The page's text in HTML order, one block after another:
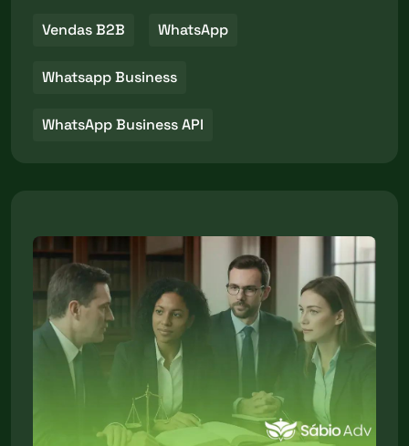
Vendas B2B WhatsApp
Whatsapp Business
WhatsApp Business API